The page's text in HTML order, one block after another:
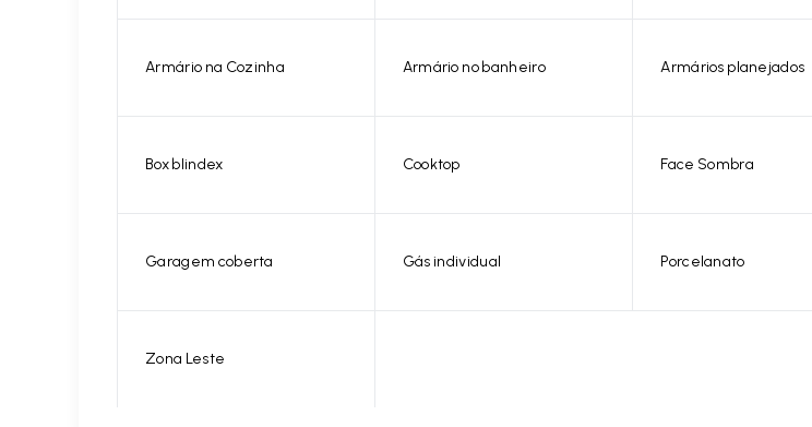
Armário na Cozinha Armário no banheiro Armários planejados
Box blindex Cooktop Face Sombra
Garagem coberta Gás individual Porcelanato
Zona Leste